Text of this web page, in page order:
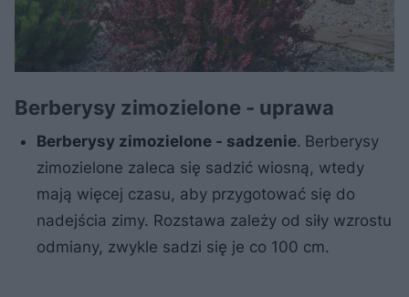
Berberysy zimozielone - uprawa
Berberysy zimozielone - sadzenie. Berberysy
zimozielone zaleca się sadzić wiosną, wtedy
mają więcej czasu, aby przygotować się do
nadejścia zimy. Rozstawa zależy od siły wzrostu
odmiany, zwykle sadzi się je co 100 cm.